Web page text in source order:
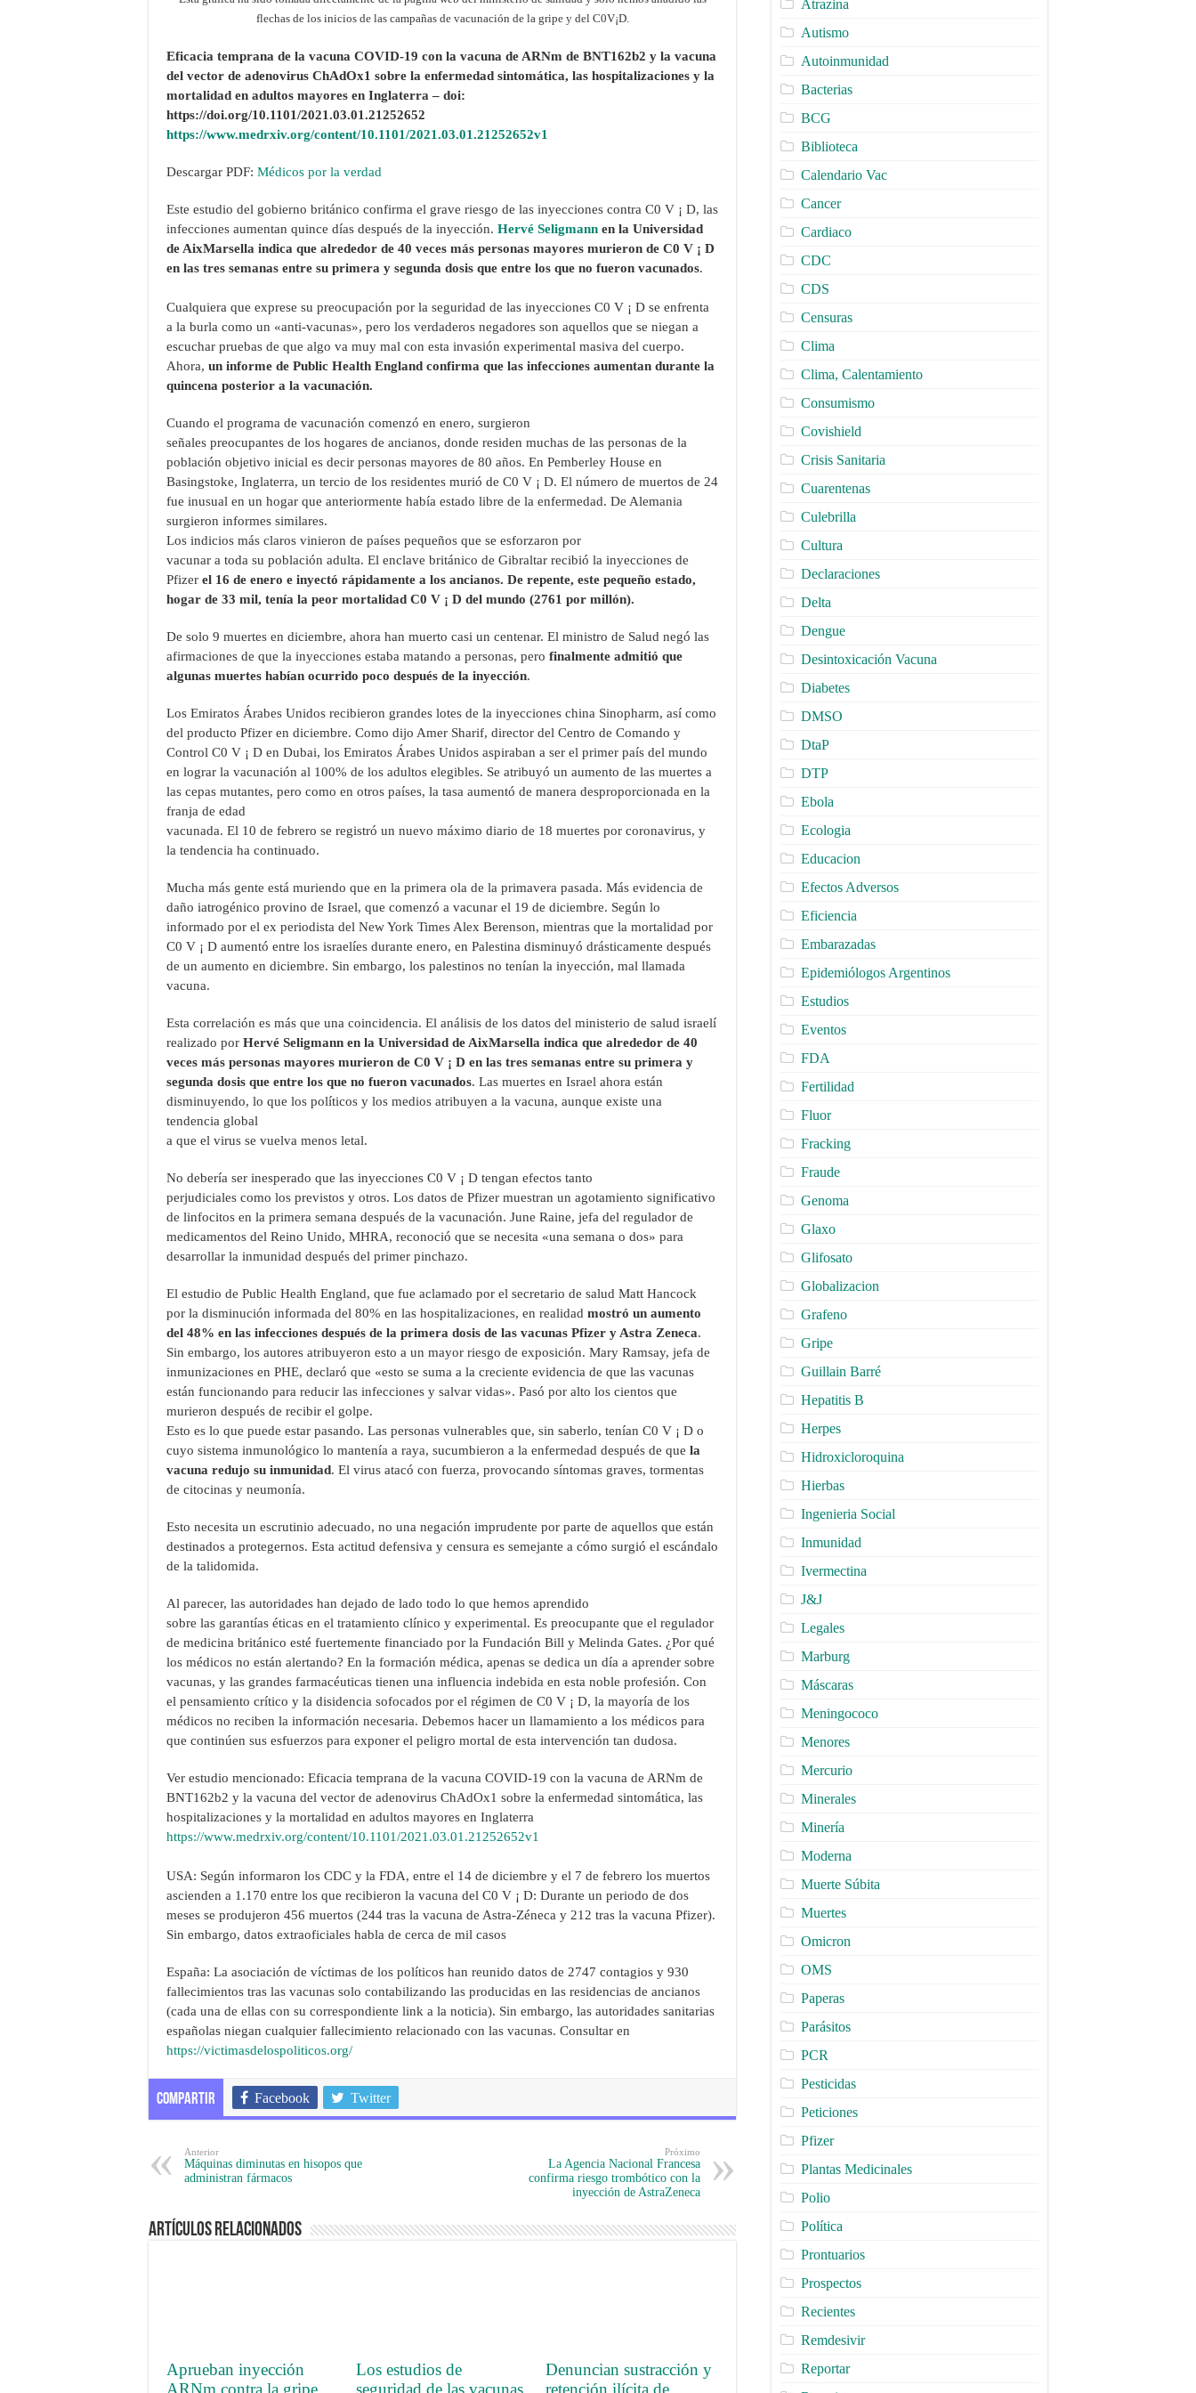
flechas de los inicios de las campañas de vacunación de la gripe y del C0V¡D.
Eficacia temprana de la vacuna COVID-19 con la vacuna de ARNm de BNT162b2 y la vacuna
del vector de adenovirus ChAdOx1 sobre la enfermedad sintomática, las hospitalizaciones y la
mortalidad en adultos mayores en Inglaterra – doi:
https://doi.org/10.1101/2021.03.01.21252652
https://www.medrxiv.org/content/10.1101/2021.03.01.21252652v1
Descargar PDF: Médicos por la verdad
Este estudio del gobierno británico confirma el grave riesgo de las inyecciones contra C0 V ¡ D, las
infecciones aumentan quince días después de la inyección. Hervé Seligmann en la Universidad
de AixMarsella indica que alrededor de 40 veces más personas mayores murieron de C0 V ¡ D
en las tres semanas entre su primera y segunda dosis que entre los que no fueron vacunados.
Cualquiera que exprese su preocupación por la seguridad de las inyecciones C0 V ¡ D se enfrenta
a la burla como un «anti-vacunas», pero los verdaderos negadores son aquellos que se niegan a
escuchar pruebas de que algo va muy mal con esta invasión experimental masiva del cuerpo.
Ahora, un informe de Public Health England confirma que las infecciones aumentan durante la
quincena posterior a la vacunación.
Cuando el programa de vacunación comenzó en enero, surgieron
señales preocupantes de los hogares de ancianos, donde residen muchas de las personas de la
población objetivo inicial es decir personas mayores de 80 años. En Pemberley House en
Basingstoke, Inglaterra, un tercio de los residentes murió de C0 V ¡ D. El número de muertos de 24
fue inusual en un hogar que anteriormente había estado libre de la enfermedad. De Alemania
surgieron informes similares.
Los indicios más claros vinieron de países pequeños que se esforzaron por
vacunar a toda su población adulta. El enclave británico de Gibraltar recibió la inyecciones de
Pfizer el 16 de enero e inyectó rápidamente a los ancianos. De repente, este pequeño estado,
hogar de 33 mil, tenía la peor mortalidad C0 V ¡ D del mundo (2761 por millón).
De solo 9 muertes en diciembre, ahora han muerto casi un centenar. El ministro de Salud negó las
afirmaciones de que la inyecciones estaba matando a personas, pero finalmente admitió que
algunas muertes habían ocurrido poco después de la inyección.
Los Emiratos Árabes Unidos recibieron grandes lotes de la inyecciones china Sinopharm, así como
del producto Pfizer en diciembre. Como dijo Amer Sharif, director del Centro de Comando y
Control C0 V ¡ D en Dubai, los Emiratos Árabes Unidos aspiraban a ser el primer país del mundo
en lograr la vacunación al 100% de los adultos elegibles. Se atribuyó un aumento de las muertes a
las cepas mutantes, pero como en otros países, la tasa aumentó de manera desproporcionada en la
franja de edad
vacunada. El 10 de febrero se registró un nuevo máximo diario de 18 muertes por coronavirus, y
la tendencia ha continuado.
Mucha más gente está muriendo que en la primera ola de la primavera pasada. Más evidencia de
daño iatrogénico provino de Israel, que comenzó a vacunar el 19 de diciembre. Según lo
informado por el ex periodista del New York Times Alex Berenson, mientras que la mortalidad por
C0 V ¡ D aumentó entre los israelíes durante enero, en Palestina disminuyó drásticamente después
de un aumento en diciembre. Sin embargo, los palestinos no tenían la inyección, mal llamada
vacuna.
Esta correlación es más que una coincidencia. El análisis de los datos del ministerio de salud israelí
realizado por Hervé Seligmann en la Universidad de AixMarsella indica que alrededor de 40
veces más personas mayores murieron de C0 V ¡ D en las tres semanas entre su primera y
segunda dosis que entre los que no fueron vacunados. Las muertes en Israel ahora están
disminuyendo, lo que los políticos y los medios atribuyen a la vacuna, aunque existe una
tendencia global
a que el virus se vuelva menos letal.
No debería ser inesperado que las inyecciones C0 V ¡ D tengan efectos tanto
perjudiciales como los previstos y otros. Los datos de Pfizer muestran un agotamiento significativo
de linfocitos en la primera semana después de la vacunación. June Raine, jefa del regulador de
medicamentos del Reino Unido, MHRA, reconoció que se necesita «una semana o dos» para
desarrollar la inmunidad después del primer pinchazo.
El estudio de Public Health England, que fue aclamado por el secretario de salud Matt Hancock
por la disminución informada del 80% en las hospitalizaciones, en realidad mostró un aumento
del 48% en las infecciones después de la primera dosis de las vacunas Pfizer y Astra Zeneca.
Sin embargo, los autores atribuyeron esto a un mayor riesgo de exposición. Mary Ramsay, jefa de
inmunizaciones en PHE, declaró que «esto se suma a la creciente evidencia de que las vacunas
están funcionando para reducir las infecciones y salvar vidas». Pasó por alto los cientos que
murieron después de recibir el golpe.
Esto es lo que puede estar pasando. Las personas vulnerables que, sin saberlo, tenían C0 V ¡ D o
cuyo sistema inmunológico lo mantenía a raya, sucumbieron a la enfermedad después de que la
vacuna redujo su inmunidad. El virus atacó con fuerza, provocando síntomas graves, tormentas
de citocinas y neumonía.
Esto necesita un escrutinio adecuado, no una negación imprudente por parte de aquellos que están
destinados a protegernos. Esta actitud defensiva y censura es semejante a cómo surgió el escándalo
de la talidomida.
Al parecer, las autoridades han dejado de lado todo lo que hemos aprendido
sobre las garantías éticas en el tratamiento clínico y experimental. Es preocupante que el regulador
de medicina británico esté fuertemente financiado por la Fundación Bill y Melinda Gates. ¿Por qué
los médicos no están alertando? En la formación médica, apenas se dedica un día a aprender sobre
vacunas, y las grandes farmacéuticas tienen una influencia indebida en esta noble profesión. Con
el pensamiento crítico y la disidencia sofocados por el régimen de C0 V ¡ D, la mayoría de los
médicos no reciben la información necesaria. Debemos hacer un llamamiento a los médicos para
que continúen sus esfuerzos para exponer el peligro mortal de esta intervención tan dudosa.
Ver estudio mencionado: Eficacia temprana de la vacuna COVID-19 con la vacuna de ARNm de
BNT162b2 y la vacuna del vector de adenovirus ChAdOx1 sobre la enfermedad sintomática, las
hospitalizaciones y la mortalidad en adultos mayores en Inglaterra
https://www.medrxiv.org/content/10.1101/2021.03.01.21252652v1
USA: Según informaron los CDC y la FDA, entre el 14 de diciembre y el 7 de febrero los muertos
ascienden a 1.170 entre los que recibieron la vacuna del C0 V ¡ D: Durante un periodo de dos
meses se produjeron 456 muertos (244 tras la vacuna de Astra-Zéneca y 212 tras la vacuna Pfizer).
Sin embargo, datos extraoficiales habla de cerca de mil casos
España: La asociación de víctimas de los políticos han reunido datos de 2747 contagios y 930
fallecimientos tras las vacunas solo contabilizando las producidas en las residencias de ancianos
(cada una de ellas con su correspondiente link a la noticia). Sin embargo, las autoridades sanitarias
españolas niegan cualquier fallecimiento relacionado con las vacunas. Consultar en
https://victimasdelospoliticos.org/
Compartir Facebook Twitter
Anterior
Máquinas diminutas en hisopos que
administran fármacos
Próximo
La Agencia Nacional Francesa
confirma riesgo trombótico con la
inyección de AstraZeneca
Artículos Relacionados
Aprueban inyección
ARNm contra la gripe
Los estudios de
seguridad de las vacunas
Denuncian sustracción y
retención ilícita de
Atrazina
Autismo
Autoinmunidad
Bacterias
BCG
Biblioteca
Calendario Vac
Cancer
Cardiaco
CDC
CDS
Censuras
Clima
Clima, Calentamiento
Consumismo
Covishield
Crisis Sanitaria
Cuarentenas
Culebrilla
Cultura
Declaraciones
Delta
Dengue
Desintoxicación Vacuna
Diabetes
DMSO
DtaP
DTP
Ebola
Ecologia
Educacion
Efectos Adversos
Eficiencia
Embarazadas
Epidemiólogos Argentinos
Estudios
Eventos
FDA
Fertilidad
Fluor
Fracking
Fraude
Genoma
Glaxo
Glifosato
Globalizacion
Grafeno
Gripe
Guillain Barré
Hepatitis B
Herpes
Hidroxicloroquina
Hierbas
Ingenieria Social
Inmunidad
Ivermectina
J&J
Legales
Marburg
Máscaras
Meningococo
Menores
Mercurio
Minerales
Minería
Moderna
Muerte Súbita
Muertes
Omicron
OMS
Paperas
Parásitos
PCR
Pesticidas
Peticiones
Pfizer
Plantas Medicinales
Polio
Política
Prontuarios
Prospectos
Recientes
Remdesivir
Reportar